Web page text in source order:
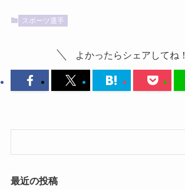
スポーツ選手
よかったらシェアしてね！
最近の投稿